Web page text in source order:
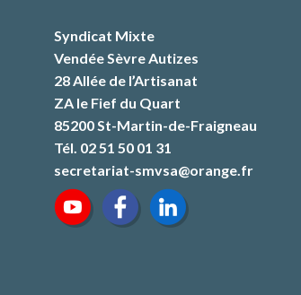
Syndicat Mixte
Vendée Sèvre Autizes
28 Allée de l’Artisanat
ZA le Fief du Quart
85200 St-Martin-de-Fraigneau
Tél. 02 51 50 01 31
secretariat-smvsa@orange.fr